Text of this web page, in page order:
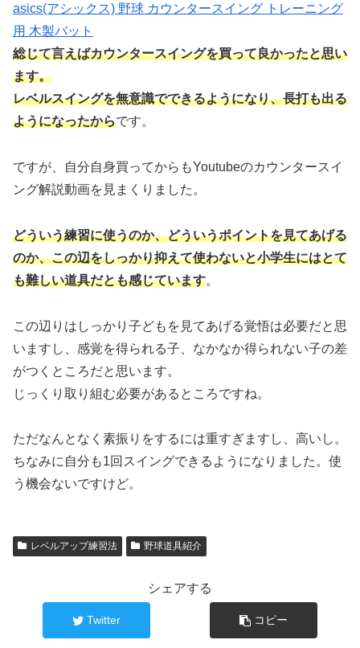
asics(アシックス) 野球 カウンタースイング トレーニング
用 木製バット
総じて言えばカウンタースイングを買って良かったと思い
ます。
レベルスイングを無意識でできるようになり、長打も出る
ようになったからです。
ですが、自分自身買ってからもYoutubeのカウンタースイ
ング解説動画を見まくりました。
どういう練習に使うのか、どういうポイントを見てあげる
のか、この辺をしっかり抑えて使わないと小学生にはとて
も難しい道具だとも感じています。
この辺りはしっかり子どもを見てあげる覚悟は必要だと思
いますし、感覚を得られる子、なかなか得られない子の差
がつくところだと思います。
じっくり取り組む必要があるところですね。
ただなんとなく素振りをするには重すぎますし、高いし。
ちなみに自分も1回スイングできるようになりました。使
う機会ないですけど。
レベルアップ練習法 野球道具紹介
シェアする
Twitter コピー